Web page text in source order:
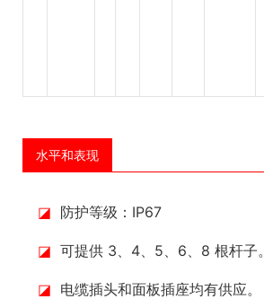
水平和表现
◪ 防护等级：IP67
◪ 可提供 3、4、5、6、8 根杆子。
◪ 电缆插头和面板插座均有供应。